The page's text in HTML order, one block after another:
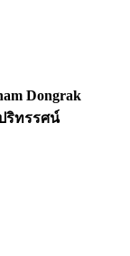
Dongrak
ริทรรศน์